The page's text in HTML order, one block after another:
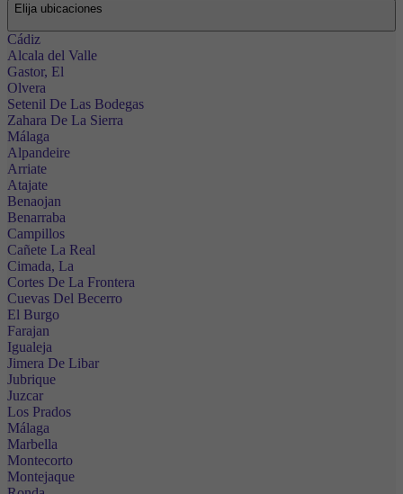
Elija ubicaciones
Cádiz
Alcala del Valle
Gastor, El
Olvera
Setenil De Las Bodegas
Zahara De La Sierra
Málaga
Alpandeire
Arriate
Atajate
Benaojan
Benarraba
Campillos
Cañete La Real
Cimada, La
Cortes De La Frontera
Cuevas Del Becerro
El Burgo
Farajan
Igualeja
Jimera De Libar
Jubrique
Juzcar
Los Prados
Málaga
Marbella
Montecorto
Montejaque